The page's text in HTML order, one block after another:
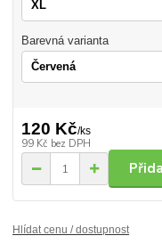
Barevná varianta
120 Kč/ks
99 Kč bez DPH
Hlídat cenu / dostupnost